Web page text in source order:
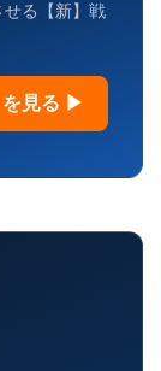
る【新】戦
を見る ▶